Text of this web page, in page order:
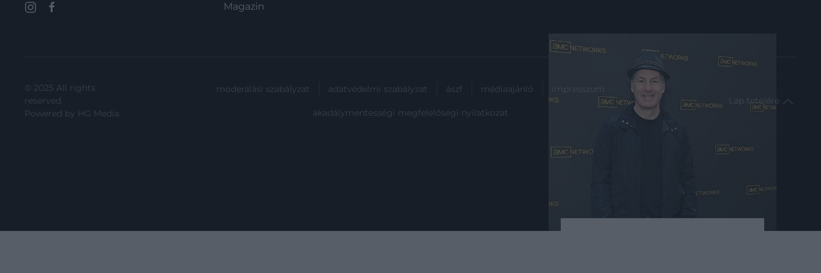
Magazin
© 2025 All rights
reserved.
Powered by HG Media.
moderálási szabályzat adatvédelmi szabályzat ászf médiaajánló impresszum
akadálymentességi megfelelőségi nyilatkozat
Lap tetejére